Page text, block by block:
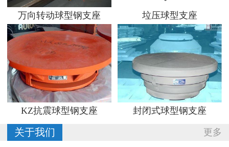
万向转动球型钢支座 垃压球型支座
KZ抗震球型钢支座 封闭式球型钢支座
更多
关于我们